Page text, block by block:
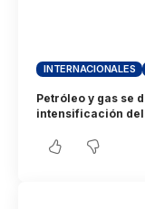
INTERNACIONALES
Petróleo y gas se
intensificación